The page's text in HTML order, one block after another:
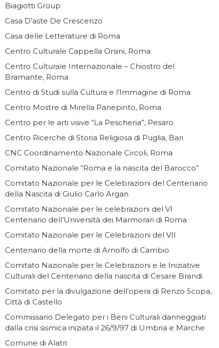
Biagiotti Group
Casa D’aste De Crescenzo
Casa delle Letterature di Roma
Centro Culturale Cappella Orsini, Roma
Centro Culturale Internazionale – Chiostro del
Bramante, Roma
Centro di Studi sulla Cultura e l’Immagine di Roma
Centro Mostre di Mirella Panepinto, Roma
Centro per le arti visive “La Pescheria”, Pesaro
Centro Ricerche di Storia Religiosa di Puglia, Bari
CNC Coordinamento Nazionale Circoli, Roma
Comitato Nazionale “Roma e la nascita del Barocco”
Comitato Nazionale per le Celebrazioni del Centenario
della Nascita di Giulio Carlo Argan
Comitato Nazionale per le celebrazioni del VI
Centenario dell’Università dei Marmorari di Roma
Comitato Nazionale per le Celebrazioni del VII
Centenario della morte di Arnolfo di Cambio
Comitato Nazionale per le Celebrazioni e le Iniziative
Culturali del Centenario della nascita di Cesare Brandi
Comitato per la divulgazione dell’opera di Renzo Scopa,
Città di Castello
Commissario Delegato per i Beni Culturali danneggiati
dalla crisi sismica iniziata il 26/9/97 di Umbria e Marche
Comune di Alatri